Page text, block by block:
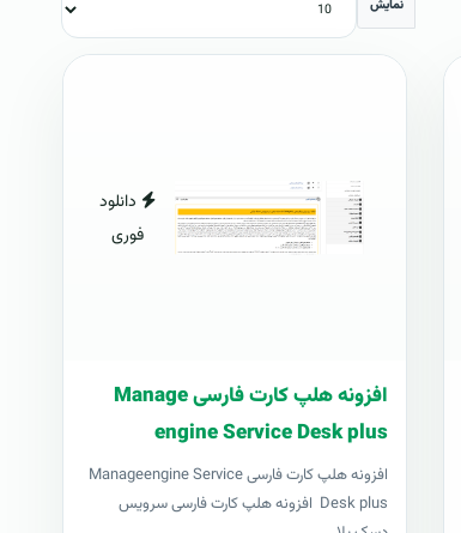
نمایش
دانلود
فوری
افزونه هلپ کارت فارسی Manage
engine Service Desk plus
افزونه هلپ کارت فارسی Manageengine Service
Desk plus افزونه هلپ کارت فارسی سرویس